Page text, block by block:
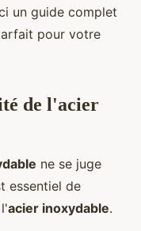
un guide complet
pour votre
de l'acier
ne se juge
essentiel de
acier inoxydable.